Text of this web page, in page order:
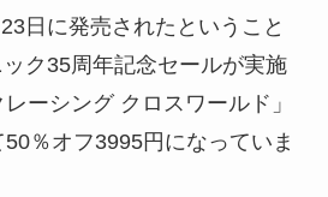
日に発売されたということ
ク35周年記念セールが実施
ーシング クロスワールド」
％オフ3995円になっていま